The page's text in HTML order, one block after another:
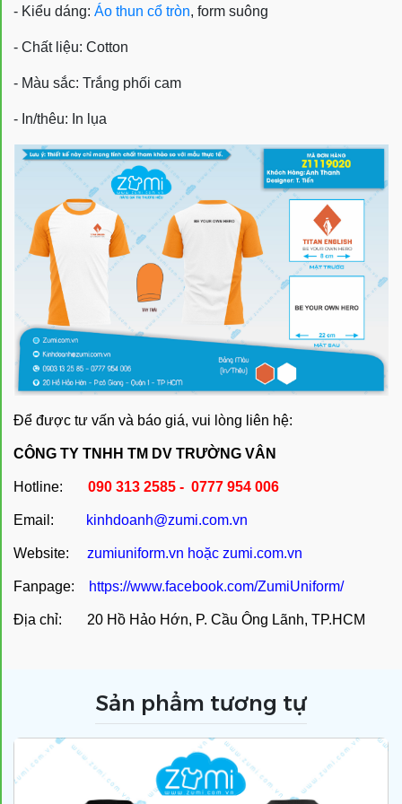
- Kiểu dáng: Áo thun cổ tròn, form suông
- Chất liệu: Cotton
- Màu sắc: Trắng phối cam
- In/thêu: In lụa
Để được tư vấn và báo giá, vui lòng liên hệ:
CÔNG TY TNHH TM DV TRƯỜNG VÂN
Hotline: 090 313 2585 - 0777 954 006
Email: kinhdoanh@zumi.com.vn
Website: zumiuniform.vn hoặc zumi.com.vn
Fanpage: https://www.facebook.com/ZumiUniform/
Địa chỉ: 20 Hồ Hảo Hớn, P. Cầu Ông Lãnh, TP.HCM
Sản phẩm tương tự